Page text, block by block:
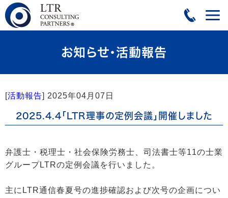
お知らせ・活動報告
[活動報告] 2025年04月07日
2025.4.4「LTR理事の定例会議」開催しました
弁護士・税理士・社会保険労務士、司法書士等11の士業
グループLTRの定例会議を行いました。
主にLTR通信春夏号の進捗確認および次号の企画につい